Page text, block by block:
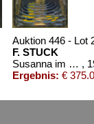
Auktion 446 - Lot
F. STUCK
Susanna im Bade ,
Ergebnis: €